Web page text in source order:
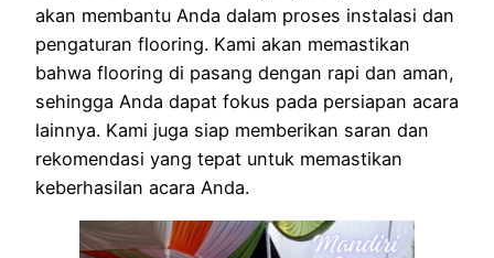
akan membantu Anda dalam proses instalasi dan
pengaturan flooring. Kami akan memastikan
bahwa flooring di pasang dengan rapi dan aman,
sehingga Anda dapat fokus pada persiapan acara
lainnya. Kami juga siap memberikan saran dan
rekomendasi yang tepat untuk memastikan
keberhasilan acara Anda.